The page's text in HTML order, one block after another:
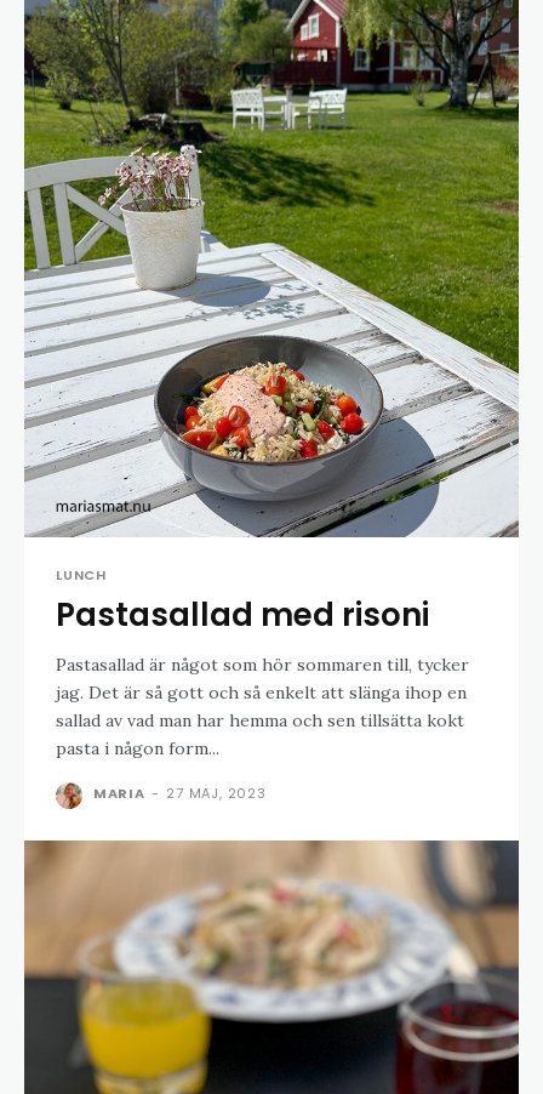
LUNCH
Pastasallad med risoni
Pastasallad är något som hör sommaren till, tycker
jag. Det är så gott och så enkelt att slänga ihop en
sallad av vad man har hemma och sen tillsätta kokt
pasta i någon form...
MARIA - 27 MAJ, 2023